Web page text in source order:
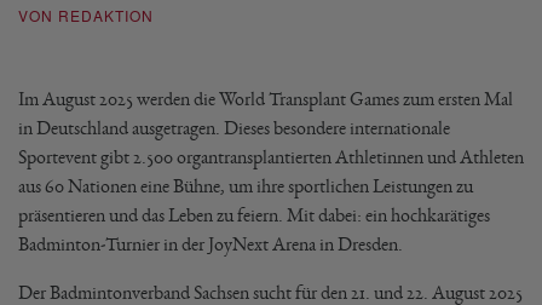
VON REDAKTION
Im August 2025 werden die World Transplant Games zum ersten Mal
in Deutschland ausgetragen. Dieses besondere internationale
Sportevent gibt 2.500 organtransplantierten Athletinnen und Athleten
aus 60 Nationen eine Bühne, um ihre sportlichen Leistungen zu
präsentieren und das Leben zu feiern. Mit dabei: ein hochkarätiges
Badminton-Turnier in der JoyNext Arena in Dresden.
Der Badmintonverband Sachsen sucht für den 21. und 22. August 2025